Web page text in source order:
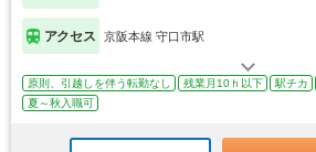
アクセス 京阪本線 守口市駅
原則、引越しを伴う転勤なし 残業月10ｈ以下 駅チカ
夏～秋入職可